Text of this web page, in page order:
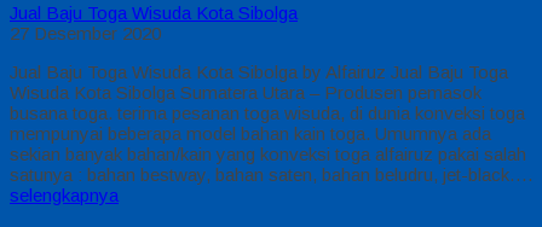
Jual Baju Toga Wisuda Kota Sibolga
27 Desember 2020
Jual Baju Toga Wisuda Kota Sibolga by Alfairuz Jual Baju Toga
Wisuda Kota Sibolga Sumatera Utara – Produsen pemasok
busana toga. terima pesanan toga wisuda, di dunia konveksi toga
mempunyai beberapa model bahan kain toga. Umumnya ada
sekian banyak bahan/kain yang konveksi toga alfairuz pakai salah
satunya : bahan bestway, bahan saten, bahan beludru, jet-black….
selengkapnya